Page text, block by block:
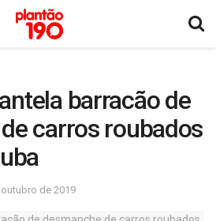
barracão de
carros roubados
de 2019